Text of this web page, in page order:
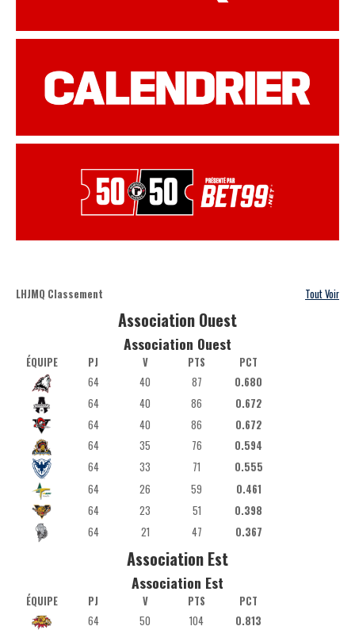
LHJMQ Classement Tout Voir
Association Ouest
Association Ouest
ÉQUIPE PJ V PTS
PCT
64
40 87
0.680
64
40 86
0.672
64
40 86
0.672
64
35 76
0.594
64
33 71
0.555
64
26 59
0.461
64
23 51
0.398
64
21 47 0.367
Association Est
Association Est
ÉQUIPE PJ V PTS
PCT
64
50 104
0.813